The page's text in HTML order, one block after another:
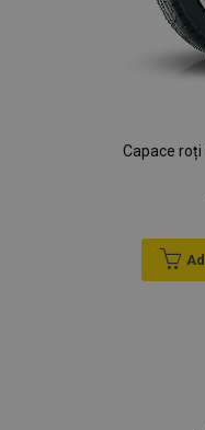
Capace roți